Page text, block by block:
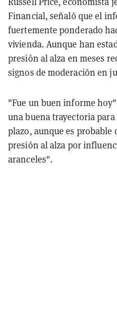
Financial, señaló que el
fuertemente ponderado
vivienda. Aunque han
presión al alza en meses
signos de moderación en
"Fue un buen informe
una buena trayectoria
plazo, aunque es probable
presión al alza por
aranceles".